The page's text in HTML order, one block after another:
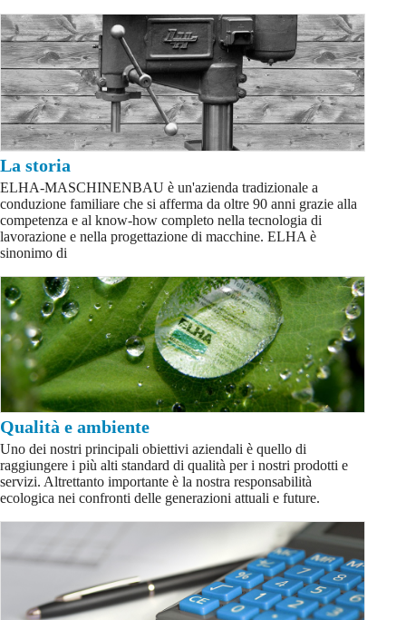
La storia
ELHA-MASCHINENBAU è un'azienda tradizionale a
conduzione familiare che si afferma da oltre 90 anni grazie alla
competenza e al know-how completo nella tecnologia di
lavorazione e nella progettazione di macchine. ELHA è
sinonimo di
Qualità e ambiente
Uno dei nostri principali obiettivi aziendali è quello di
raggiungere i più alti standard di qualità per i nostri prodotti e
servizi. Altrettanto importante è la nostra responsabilità
ecologica nei confronti delle generazioni attuali e future.